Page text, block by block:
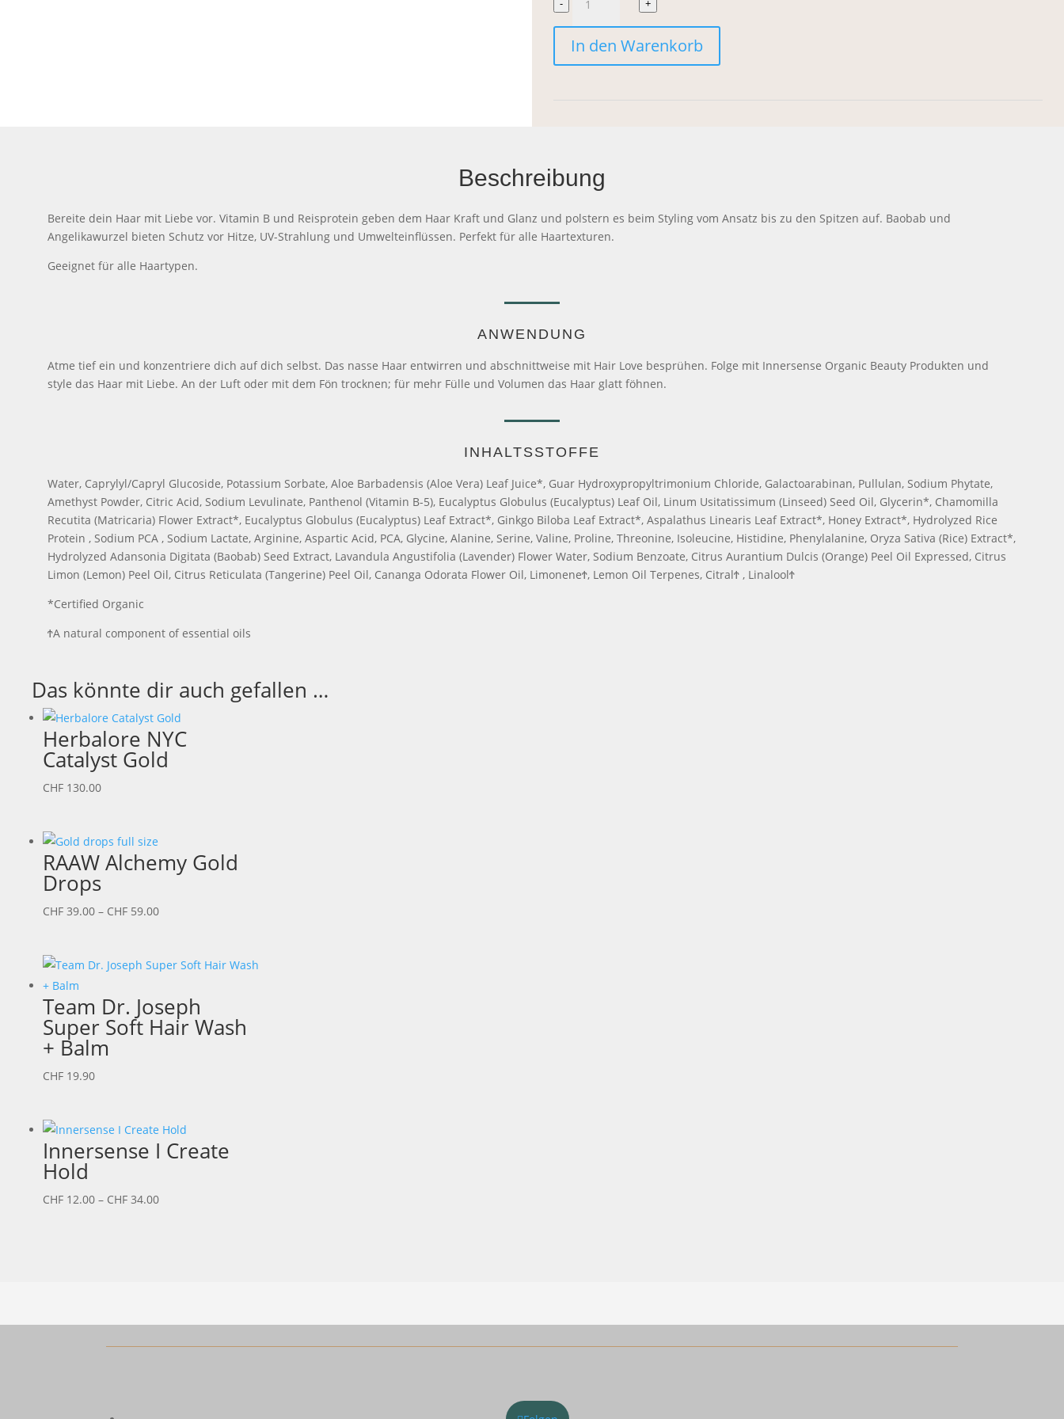
Hair
Love
- +
In den Warenkorb
Beschreibung
Bereite dein Haar mit Liebe vor. Vitamin B und Reisprotein geben dem Haar Kraft und Glanz und polstern es beim Styling vom Ansatz bis zu den Spitzen auf. Baobab und
Angelikawurzel bieten Schutz vor Hitze, UV-Strahlung und Umwelteinflüssen. Perfekt für alle Haartexturen.
Geeignet für alle Haartypen.
ANWENDUNG
Atme tief ein und konzentriere dich auf dich selbst. Das nasse Haar entwirren und abschnittweise mit Hair Love besprühen. Folge mit Innersense Organic Beauty Produkten und
style das Haar mit Liebe. An der Luft oder mit dem Fön trocknen; für mehr Fülle und Volumen das Haar glatt föhnen.
INHALTSSTOFFE
Water, Caprylyl/Capryl Glucoside, Potassium Sorbate, Aloe Barbadensis (Aloe Vera) Leaf Juice*, Guar Hydroxypropyltrimonium Chloride, Galactoarabinan, Pullulan, Sodium Phytate,
Amethyst Powder, Citric Acid, Sodium Levulinate, Panthenol (Vitamin B-5), Eucalyptus Globulus (Eucalyptus) Leaf Oil, Linum Usitatissimum (Linseed) Seed Oil, Glycerin*, Chamomilla
Recutita (Matricaria) Flower Extract*, Eucalyptus Globulus (Eucalyptus) Leaf Extract*, Ginkgo Biloba Leaf Extract*, Aspalathus Linearis Leaf Extract*, Honey Extract*, Hydrolyzed Rice
Protein , Sodium PCA , Sodium Lactate, Arginine, Aspartic Acid, PCA, Glycine, Alanine, Serine, Valine, Proline, Threonine, Isoleucine, Histidine, Phenylalanine, Oryza Sativa (Rice) Extract*,
Hydrolyzed Adansonia Digitata (Baobab) Seed Extract, Lavandula Angustifolia (Lavender) Flower Water, Sodium Benzoate, Citrus Aurantium Dulcis (Orange) Peel Oil Expressed, Citrus
Limon (Lemon) Peel Oil, Citrus Reticulata (Tangerine) Peel Oil, Cananga Odorata Flower Oil, LimoneneϮ, Lemon Oil Terpenes, CitralϮ , LinaloolϮ
*Certified Organic
ϮA natural component of essential oils
Das könnte dir auch gefallen …
Herbalore NYC
Catalyst Gold
CHF 130.00
RAAW Alchemy Gold
Drops
CHF 39.00 – CHF 59.00Preisspanne:
CHF 59.00
Team Dr. Joseph
Super Soft Hair Wash
+ Balm
CHF 19.90
Innersense I Create
Hold
CHF 12.00 – CHF 34.00Preisspanne: